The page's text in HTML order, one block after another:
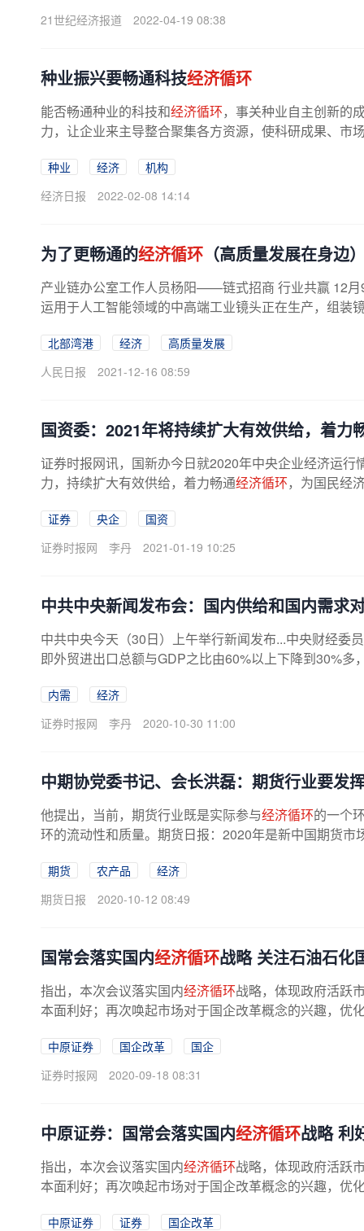
21世纪经济报道
2022-04-19 08:38
种业振兴要畅通科技经济循环
能否畅通种业的科技和经济循环，事关种业自主创新的
力，让企业来主导整合聚集各方资源，使科研成果、市
种业 经济
机构
经济日报
2022-02-08 14:14
为了更畅通的经济循环 （高质量发展在身边
产业链办公室工作人员杨阳——链式招商 行业共赢 12
运用于人工智能领域的中高端工业镜头正在生产，组装
北部湾港 经济
高质量发展
人民日报
2021-12-16 08:59
国资委：2021年将持续扩大有效供给，着力
证券时报网讯，国新办今日就2020年中央企业经济运
力，持续扩大有效供给，着力畅通经济循环，为国民经
证券 央企
国资
证券时报网
李丹 2021-01-19 10:25
中共中央新闻发布会：国内供给和国内需求
中共中央今天（30日）上午举行新闻发布...中央财经委
即外贸进出口总额与GDP之比由60%以上下降到30%多
内需
经济
证券时报网
李丹 2020-10-30 11:00
中期协党委书记、会长洪磊：期货行业要发
他提出，当前，期货行业既是实际参与经济循环的一个
环的流动性和质量。期货日报：2020年是新中国期货
期货 农产品
经济
期货日报
2020-10-12 08:49
国常会落实国内经济循环战略 关注石油石化
指出，本次会议落实国内经济循环战略，体现政府活跃
本面利好；再次唤起市场对于国企改革概念的兴趣，优
中原证券 国企改革
国企
证券时报网
2020-09-18 08:31
中原证券：国常会落实国内经济循环战略 利
指出，本次会议落实国内经济循环战略，体现政府活跃
本面利好；再次唤起市场对于国企改革概念的兴趣，优
中原证券 证券 国企改革